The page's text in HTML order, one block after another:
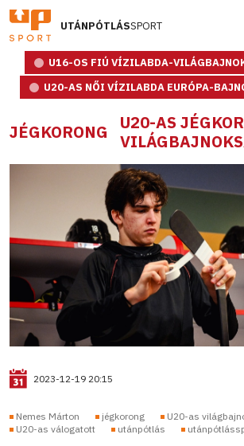
UTÁNPÓTLÁSSPORT
U16-OS FIÚ VÍZILABDA-
U20-AS NŐI VÍZILABDA EURÓPA-
JÉGKORONG
U20-AS
2023-12-19 20:15
Nemes Márton jégkorong
U20-as
U20-as válogatott
utánpótlás